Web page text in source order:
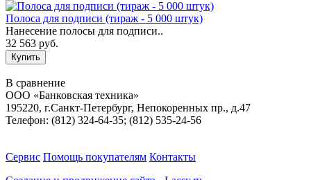
Полоса для подписи (тираж - 5 000 штук)
Нанесение полосы для подписи..
32 563 руб.
В сравнение
ООО «Банковская техника»
195220, г.Санкт-Петербург, Непокоренных пр., д.47
Телефон: (812) 324-64-35; (812) 535-24-56
Сервис Помощь покупателям Контакты